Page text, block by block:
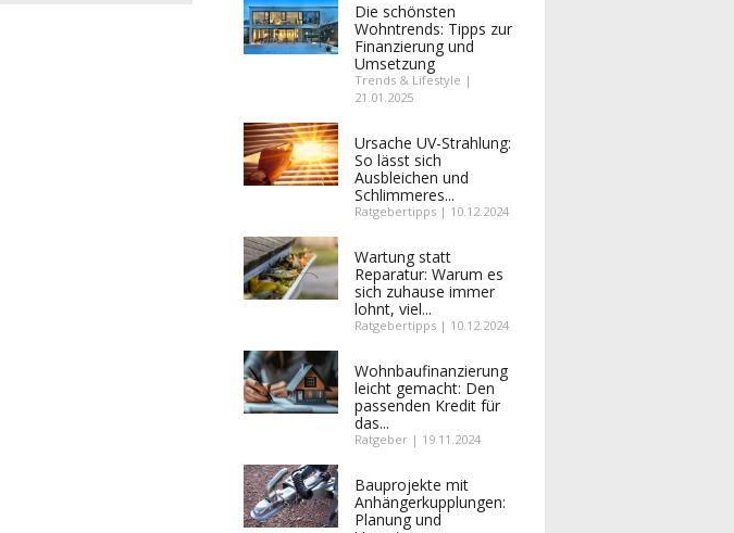
Die schönsten
Wohntrends: Tipps zur
Finanzierung und
Umsetzung
Trends & Lifestyle |
21.01.2025
Ursache UV-Strahlung:
So lässt sich
Ausbleichen und
Schlimmeres...
Ratgebertipps | 10.12.2024
Wartung statt
Reparatur: Warum es
sich zuhause immer
lohnt, viel...
Ratgebertipps | 10.12.2024
Wohnbaufinanzierung
leicht gemacht: Den
passenden Kredit für
das...
Ratgeber | 19.11.2024
Bauprojekte mit
Anhängerkupplungen:
Planung und